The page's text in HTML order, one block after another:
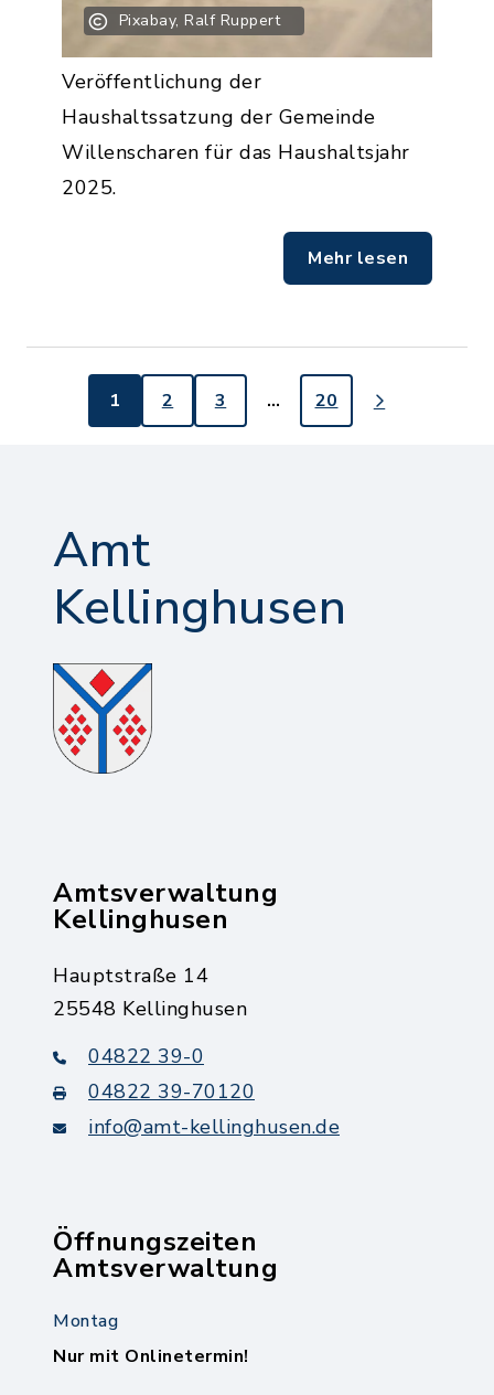
Pixabay, Ralf Ruppert
Veröffentlichung der
Haushaltssatzung der Gemeinde
Willenscharen für das Haushaltsjahr
2025.
Mehr lesen
1 2 3 … 20
Amt
Kellinghusen
Amtsverwaltung
Kellinghusen
Hauptstraße 14
25548 Kellinghusen
04822 39-0
04822 39-70120
info@amt-kellinghusen.de
Öffnungszeiten
Amtsverwaltung
Montag
Nur mit Onlinetermin!